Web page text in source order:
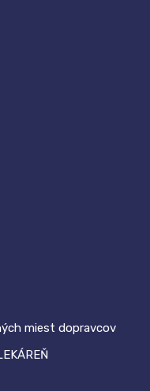
miest dopravcov